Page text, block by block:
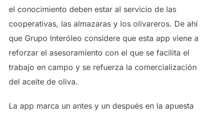
el conocimiento deben estar al servicio de las
cooperativas, las almazaras y los olivareros. De ahí
que Grupo Interóleo considere que esta app viene a
reforzar el asesoramiento con el que se facilita el
trabajo en campo y se refuerza la comercialización
del aceite de oliva.
La app marca un antes y un después en la apuesta